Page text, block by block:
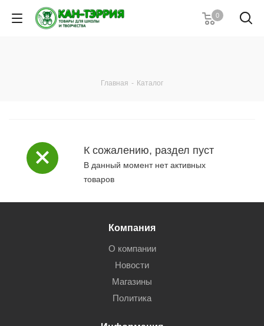
0
Главная - Каталог
К сожалению, раздел пуст
В данный момент нет активных
товаров
Компания
О компании
Новости
Магазины
Политика